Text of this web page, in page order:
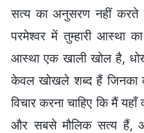
सत्य का अनुसरण नहीं करते
परमेश्वर में तुम्हारी आस्था
आस्था एक खाली खोल है,
केवल खोखले शब्द हैं जिनका
विचार करना चाहिए कि मैं
और सबसे मौलिक सत्य हैं,